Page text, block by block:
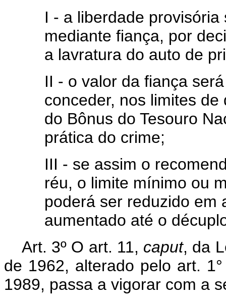
I - a liberdade
mediante fiança, por
a lavratura do auto de
II - o valor da fiança
conceder, nos limites
do Bônus do Tesouro
prática do crime;
III - se assim o
réu, o limite mínimo ou
poderá ser reduzido em
aumentado até o
Art. 3º O art. 11, caput, da
de 1962, alterado pelo art.
1989, passa a vigorar com a